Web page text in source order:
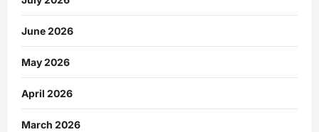
June 2026
May 2026
April 2026
March 2026